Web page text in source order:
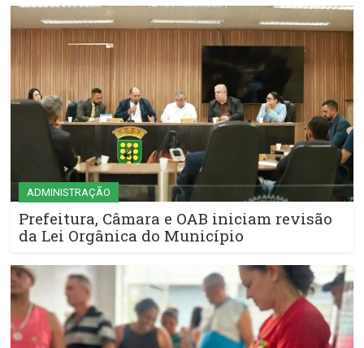
ADMINISTRAÇÃO
Prefeitura, Câmara e OAB iniciam revisão
da Lei Orgânica do Município